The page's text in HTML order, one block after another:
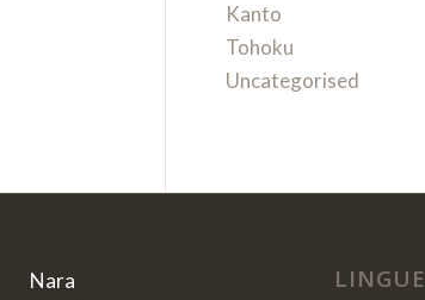
Kanto
Tohoku
Uncategorised
Nara
LINGUE